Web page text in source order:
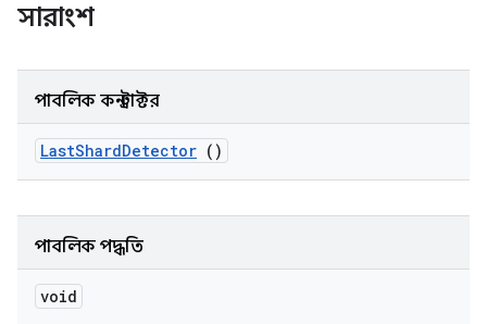
সারাংশ
পাবলিক কনস্ট্রাক্টর
LastShardDetector ()
পাবলিক পদ্ধতি
void